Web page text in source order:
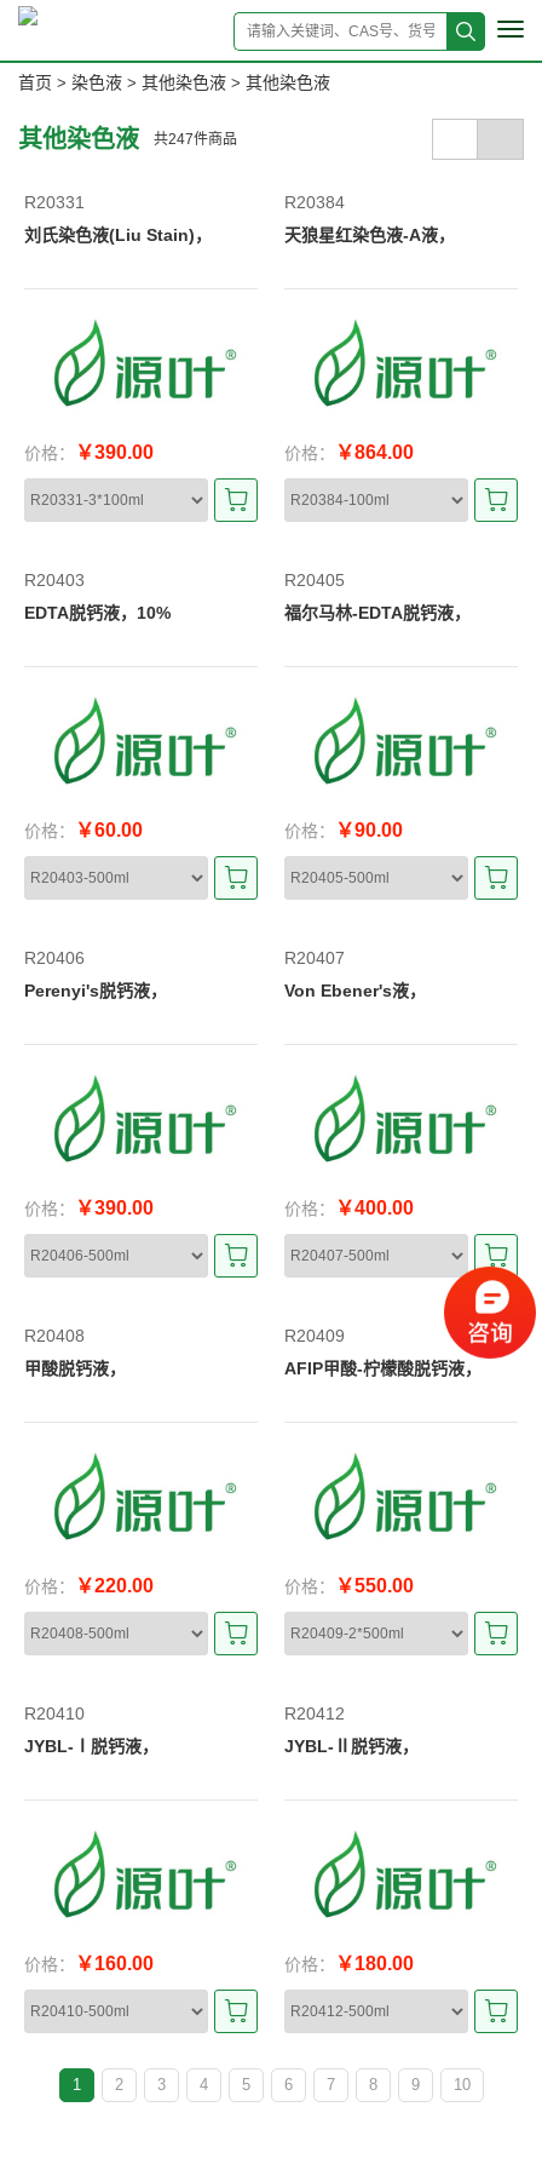
首页 > 染色液 > 其他染色液 > 其他染色液
其他染色液 共247件商品
R20331
刘氏染色液(Liu Stain)，
价格： ￥390.00
R20384
天狼星红染色液-A液，
价格： ￥864.00
R20403
EDTA脱钙液，10%
价格： ￥60.00
R20405
福尔马林-EDTA脱钙液，
价格： ￥90.00
R20406
Perenyi's脱钙液，
价格： ￥390.00
R20407
Von Ebener's液，
价格： ￥400.00
R20408
甲酸脱钙液，
价格： ￥220.00
R20409
AFIP甲酸-柠檬酸脱钙液，
价格： ￥550.00
R20410
JYBL-Ⅰ脱钙液，
价格： ￥160.00
R20412
JYBL-Ⅱ脱钙液，
价格： ￥180.00
1 2 3 4 5 6 7 8 9 10